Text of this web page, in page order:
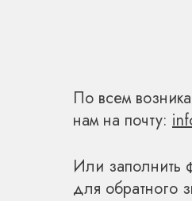
По всем
нам на почту:
Или заполнить
для обратного